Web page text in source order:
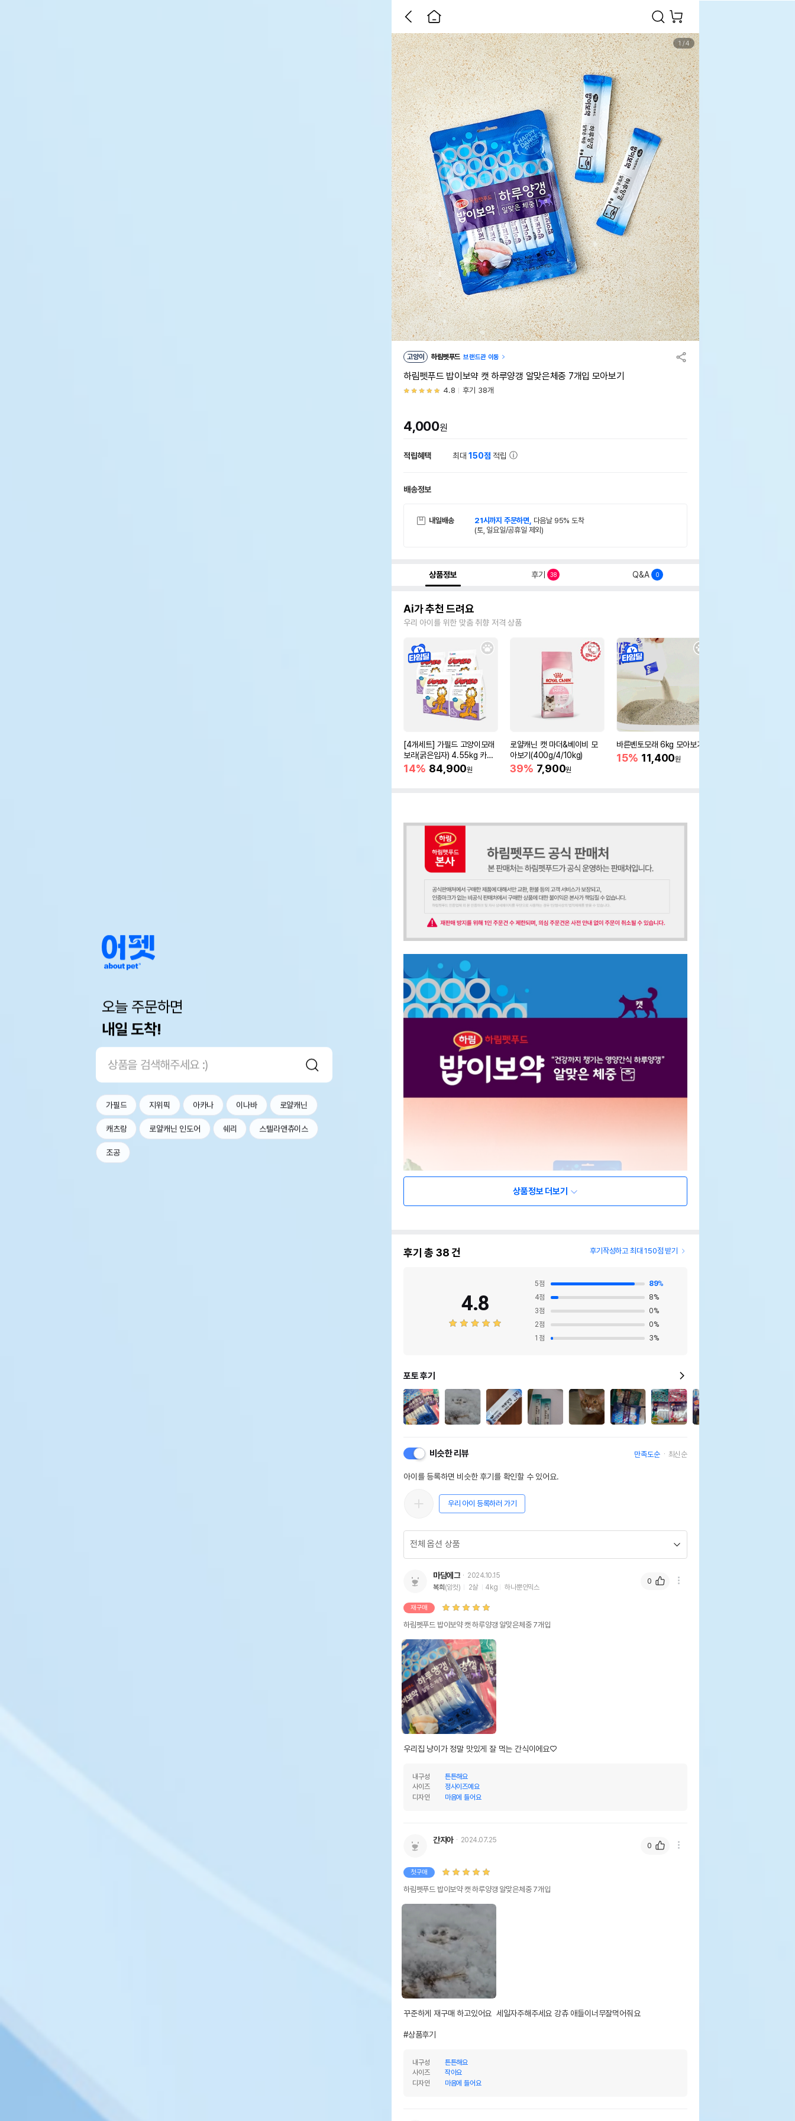
오늘 주문하면
내일 도착!
가필드 지위픽 아카나 이나바 로얄캐닌
캐츠랑 로얄캐닌 인도어 쉐리 스텔라앤츄이스
조공
1/4
고양이 하림펫푸드 브랜드관 이동
하림펫푸드 밥이보약 캣 하루양갱 알맞은체중 7개입 모아보기
4.8 후기 38개
4,000원
적립혜택 최대150점 적립
배송정보
내일배송 21시까지 주문하면, 다음날 95% 도착
(토, 일요일/공휴일 제외)
상품정보 후기 38 Q&A 0
Ai가 추천 드려요
우리 아이를 위한 맞춤 취향 저격 상품
[4개세트] 가필드 고양이모래
보라(굵은입자) 4.55kg 카사
바모래
14% 84,900원
로얄캐닌 캣 마더&베이비 모
아보기(400g/4/10kg)
39% 7,900원
바른벤토모래 6kg 모아보기
15% 11,400원
상품정보 더보기
후기 총 38건 후기작성하고 최대 150점 받기
4.8
5점 89%
4점 8%
3점 0%
2점 0%
1 점 3%
포토 후기
비슷한 리뷰 만족도순 최신순
아이를 등록하면 비슷한 후기를 확인할 수 있어요.
우리 아이 등록하러 가기
마담에그
2024.10.15
복희(암컷) 2살 4kg 하나뿐인믹스
재구매
하림펫푸드 밥이보약 캣 하루양갱 알맞은체중 7개입
우리집 냥이가 정말 맛있게 잘 먹는 간식이에요♡
내구성
튼튼해요
사이즈
정사이즈예요
디자인
마음에 들어요
0
간지아 2024.07.25
첫구매
하림펫푸드 밥이보약 캣 하루양갱 알맞은체중 7개입
꾸준하게 재구매 하고있어요  세일자주해주세요 강츄 애들이너무잘먹어줘요
#상품후기
내구성
튼튼해요
사이즈
작아요
디자인
마음에 들어요
0